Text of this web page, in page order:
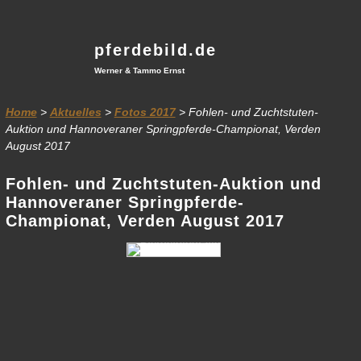
pferdebild.de
Werner & Tammo Ernst
Home> Aktuelles > Fotos 2017> Fohlen- und Zuchtstuten-
Auktion und Hannoveraner Springpferde-Championat, Verden
August 2017
Fohlen- und Zuchtstuten-Auktion und
Hannoveraner Springpferde-
Championat, Verden August 2017